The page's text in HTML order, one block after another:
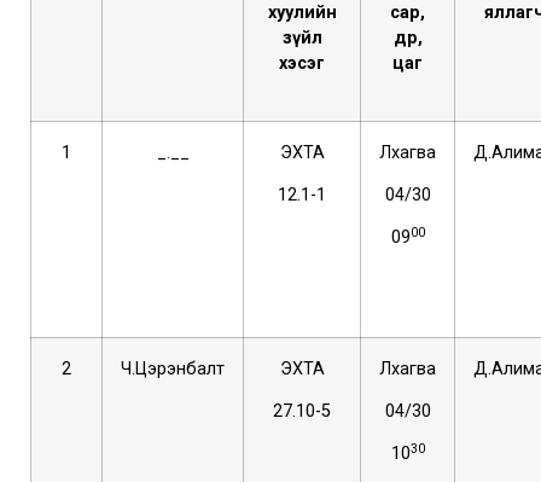
хуулийн
зүйл
хэсэг
сар,
өдөр,
цаг
1 _.__ ЭХТА
12.1-1
Лхагва
04/30
0900
2 Ч.Цэрэнбалт ЭХТА
27.10-5
Лхагва
04/30
1030